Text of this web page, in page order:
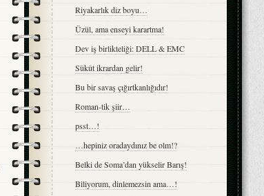
Riyakarlık diz boyu…
Üzül, ama enseyi karartma!
Dev iş birlikteliği: DELL & EMC
Sükût ikrardan gelir!
Bu bir savaş çığırtkanlığıdır!
Roman-tik şiir…
psst…!
…hepiniz oradaydınız be olm!?
Belki de Soma’dan yükselir Barış!
Biliyorum, dinlemezsin ama…!